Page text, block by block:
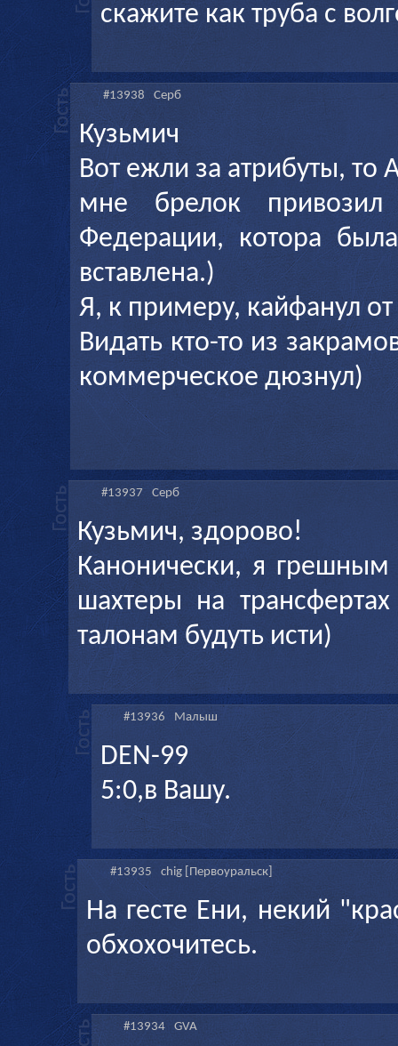
скажите как труба с
#13938 Серб
Кузьмич
Вот ежли за атрибуты, то
мне брелок привозил
Федерации, котора
вставлена.)
Я, к примеру, кайфанул
Видать кто-то из
коммерческое дюзнул)
#13937 Серб
Кузьмич, здорово!
Канонически, я
шахтеры на
талонам будуть исти)
#13936 Малыш
DEN-99
5:0,в Вашу.
#13935 chig [Первоуральск]
На гесте Ени, некий
обхохочитесь.
#13934 GVA